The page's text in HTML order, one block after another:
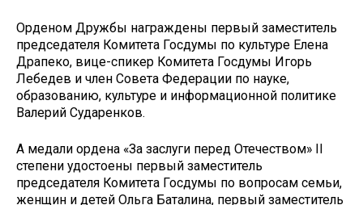
Орденом Дружбы награждены первый заместитель
председателя Комитета Госдумы по культуре Елена
Драпеко, вице-спикер Комитета Госдумы Игорь
Лебедев и член Совета Федерации по науке,
образованию, культуре и информационной политике
Валерий Сударенков.
А медали ордена «За заслуги перед Отечеством» II
степени удостоены первый заместитель
председателя Комитета Госдумы по вопросам семьи,
женщин и детей Ольга Баталина, первый заместитель